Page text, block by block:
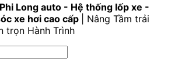
Phi Long auto - Hệ thống lốp xe -
xe hơi cao cấp
| Nâng Tầm trải
trọn Hành Trình